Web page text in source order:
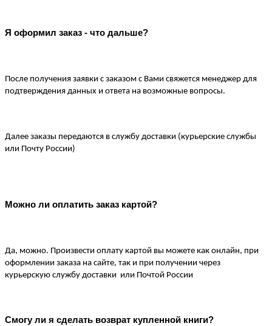
Я оформил заказ - что дальше?
После получения заявки с заказом с Вами свяжется менеджер для
подтверждения данных и ответа на возможные вопросы.
Далее заказы передаются в службу доставки (курьерские службы
или Почту России)
Можно ли оплатить заказ картой?
Да, можно. Произвести оплату картой вы можете как онлайн, при
оформлении заказа на сайте, так и при получении через
курьерскую службу доставки  или Почтой России
Смогу ли я сделать возврат купленной книги?